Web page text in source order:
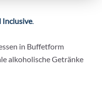
Inclusive.
in Buffetform
alkoholische Getränke